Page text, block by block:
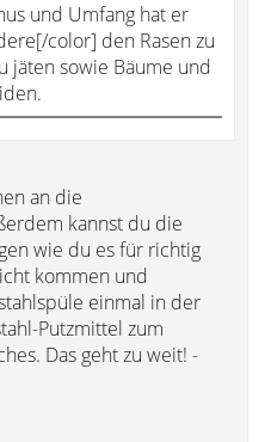
und Umfang hat er
color] den Rasen zu
jäten sowie Bäume und
an die
kannst du die
wie du es für richtig
kommen und
einmal in der
Putzmittel zum
Das geht zu weit! -